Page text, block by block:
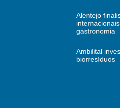
Alentejo
gastronomia
Ambilital
biorresíduos